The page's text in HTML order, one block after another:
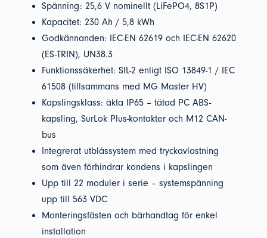
Spänning: 25,6 V nominellt (LiFePO4, 8S1P)
Kapacitet: 230 Ah / 5,8 kWh
Godkännanden: IEC-EN 62619 och IEC-EN 62620
(ES-TRIN), UN38.3
Funktionssäkerhet: SIL-2 enligt ISO 13849-1 / IEC
61508 (tillsammans med MG Master HV)
Kapslingsklass: äkta IP65 – tätad PC ABS-
kapsling, SurLok Plus-kontakter och M12 CAN-
bus
Integrerat utblåssystem med tryckavlastning
som även förhindrar kondens i kapslingen
Upp till 22 moduler i serie – systemspänning
upp till 563 VDC
Monteringsfästen och bärhandtag för enkel
installation